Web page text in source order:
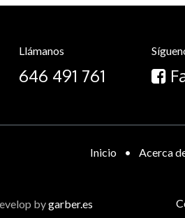
Llámanos
646 491 761
Inicio • Acerca
bygarber.es